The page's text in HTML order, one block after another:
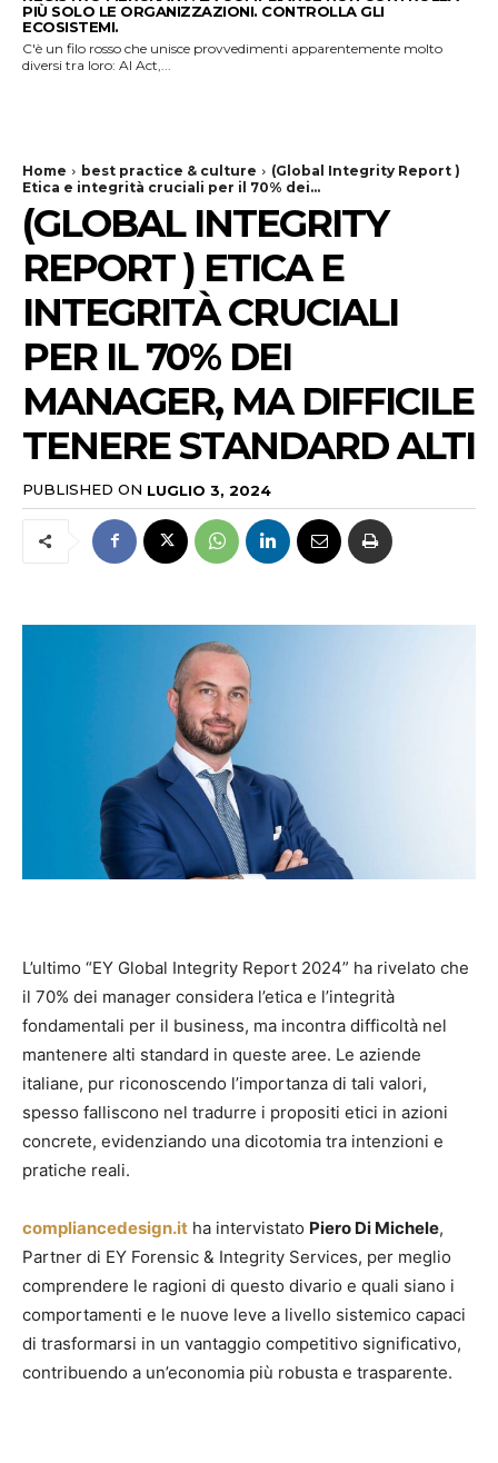
PIÙ SOLO LE ORGANIZZAZIONI. CONTROLLA GLI
ECOSISTEMI.
C'è un filo rosso che unisce provvedimenti apparentemente molto
diversi tra loro: AI Act,...